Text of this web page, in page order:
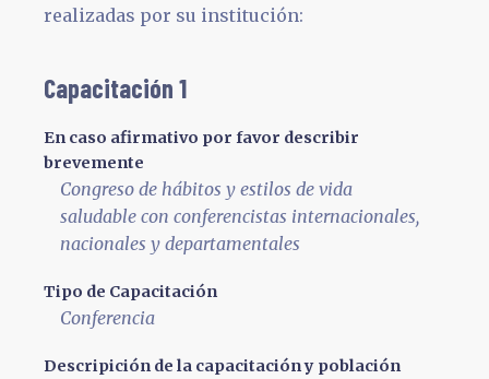
realizadas por su institución:
Capacitación 1
En caso afirmativo por favor describir
brevemente
Congreso de hábitos y estilos de vida
saludable con conferencistas internacionales,
nacionales y departamentales
Tipo de Capacitación
Conferencia
Descripición de la capacitación y población